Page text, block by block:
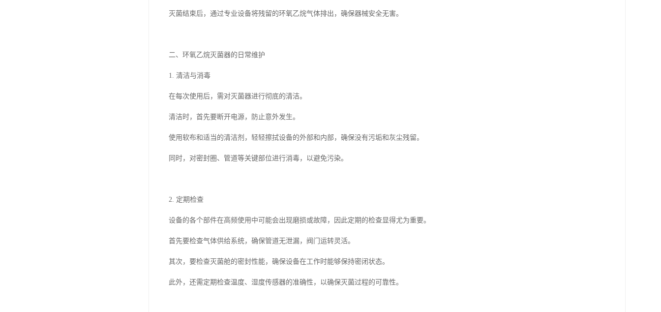
灭菌结束后，通过专业设备将残留的环氧乙烷气体排出，确保器械安全无害。
二、环氧乙烷灭菌器的日常维护
1. 清洁与消毒
在每次使用后，需对灭菌器进行彻底的清洁。
清洁时，首先要断开电源，防止意外发生。
使用软布和适当的清洁剂，轻轻擦拭设备的外部和内部，确保没有污垢和灰尘残留。
同时，对密封圈、管道等关键部位进行消毒，以避免污染。
2. 定期检查
设备的各个部件在高频使用中可能会出现磨损或故障，因此定期的检查显得尤为重要。
首先要检查气体供给系统，确保管道无泄漏，阀门运转灵活。
其次，要检查灭菌舱的密封性能，确保设备在工作时能够保持密闭状态。
此外，还需定期检查温度、湿度传感器的准确性，以确保灭菌过程的可靠性。